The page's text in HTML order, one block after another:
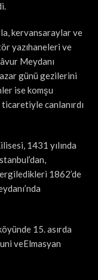
kervansaraylar ve
yazıhaneleri ve
Meydanı
günü gezilerini
ise komşu
canlanırdı
1431 yılında
1862’de
15. asırda
veElmasyan